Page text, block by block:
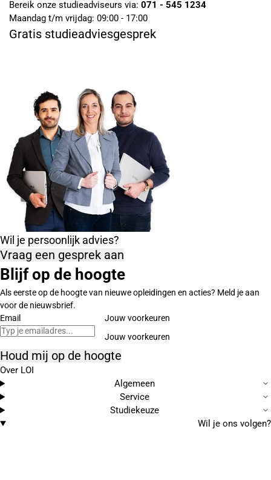
Bereik onze studieadviseurs via: 071 - 545 1234
Maandag t/m vrijdag: 09:00 - 17:00
Gratis studieadviesgesprek
Wil je persoonlijk advies?
Vraag een gesprek aan
Blijf op de hoogte
Als eerste op de hoogte van nieuwe opleidingen en acties? Meld je aan
voor de nieuwsbrief.
Email
Jouw voorkeuren
Houd mij op de hoogte
Over LOI
Algemeen
Service
Studiekeuze
Wil je ons volgen?